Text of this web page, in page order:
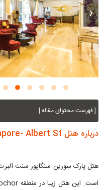
‹
[ فهرست محتوای مقاله ]
درباره هتل Parc Sovereign Hotel Singapore- Albert St